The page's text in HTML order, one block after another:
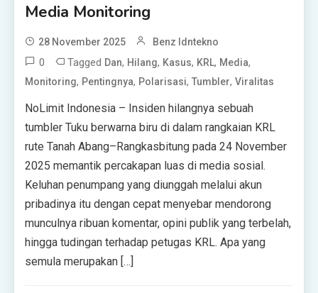
Media Monitoring
28 November 2025 Benz Idntekno
0 Tagged Dan, Hilang, Kasus, KRL, Media,
Monitoring, Pentingnya, Polarisasi,Tumbler,Viralitas
NoLimit Indonesia – Insiden hilangnya sebuah
tumbler Tuku berwarna biru di dalam rangkaian KRL
rute Tanah Abang–Rangkasbitung pada 24 November
2025 memantik percakapan luas di media sosial.
Keluhan penumpang yang diunggah melalui akun
pribadinya itu dengan cepat menyebar mendorong
munculnya ribuan komentar, opini publik yang terbelah,
hingga tudingan terhadap petugas KRL. Apa yang
semula merupakan […]